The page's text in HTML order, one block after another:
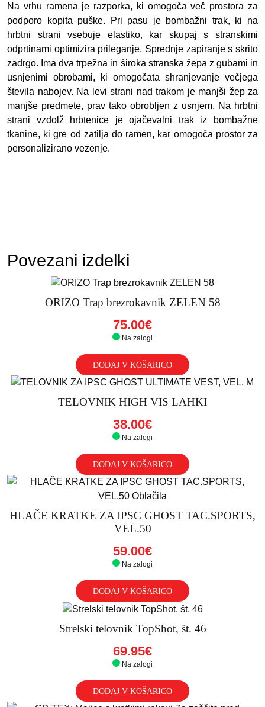
Na vrhu ramena je razporka, ki omogoča več prostora za
podporo kopita puške. Pri pasu je bombažni trak, ki na
hrbtni strani vsebuje elastiko, kar skupaj s stranskimi
odprtinami optimizira prileganje. Sprednje zapiranje s skrito
zadrgo. Ima dva trpežna in široka stranska žepa z gubami in
usnjenimi obrobami, ki omogočata shranjevanje večjega
števila nabojev. Na levi strani nad trakom je manjši žep za
manjše predmete, prav tako obrobljen z usnjem. Na hrbtni
strani vzdolž hrbtenice je ojačevalni trak iz bombažne
tkanine, ki gre od zatilja do ramen, kar omogoča prostor za
personalizirano vezenje.
Povezani izdelki
ORIZO Trap brezrokavnik ZELEN 58
75.00€
Na zalogi
DODAJ V KOŠARICO
TELOVNIK HIGH VIS LAHKI
38.00€
Na zalogi
DODAJ V KOŠARICO
HLAČE KRATKE ZA IPSC GHOST TAC.SPORTS,
VEL.50
59.00€
Na zalogi
DODAJ V KOŠARICO
Strelski telovnik TopShot, št. 46
69.95€
Na zalogi
DODAJ V KOŠARICO